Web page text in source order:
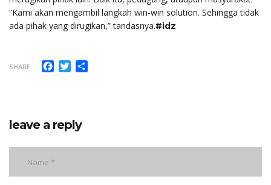
“Kami akan mengambil langkah win-win solution. Sehingga tidak
ada pihak yang dirugikan,” tandasnya.#idz
SHARE Facebook
Twitter
leave a reply